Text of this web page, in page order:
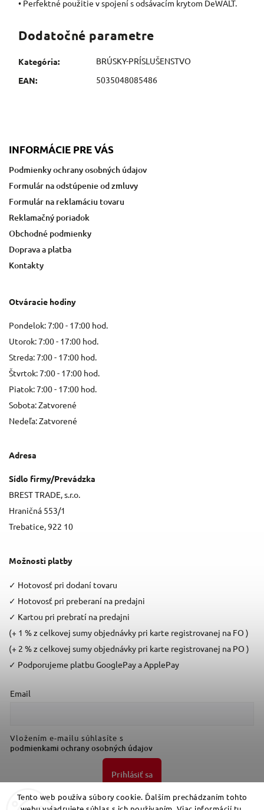
Tento web používa súbory cookie. Ďalším prechádzaním tohto
• Perfektné použitie v spojení s odsávacím krytom DeWALT.
Dodatočné parametre
Kategória:
BRÚSKY-PRÍSLUŠENSTVO
EAN: 5035048085486
INFORMÁCIE PRE VÁS
Podmienky ochrany osobných údajov
Formulár na odstúpenie od zmluvy
Formulár na reklamáciu tovaru
Reklamačný poriadok
Obchodné podmienky
Doprava a platba
Kontakty
Otváracie hodiny
Pondelok: 7:00 - 17:00 hod.
Utorok: 7:00 - 17:00 hod.
Streda: 7:00 - 17:00 hod.
Štvrtok: 7:00 - 17:00 hod.
Piatok: 7:00 - 17:00 hod.
Sobota: Zatvorené
Nedeľa: Zatvorené
Adresa
Sídlo firmy/Prevádzka
BREST TRADE, s.r.o.
Hraničná 553/1
Trebatice, 922 10
Možnosti platby
✓ Hotovosť pri dodaní tovaru
✓ Hotovosť pri preberaní na predajni
✓ Kartou pri prebratí na predajni
(+ 1 % z celkovej sumy objednávky pri karte registrovanej na FO )
(+ 2 % z celkovej sumy objednávky pri karte registrovanej na PO )
✓ Podporujeme platbu GooglePay a ApplePay
Email
Vložením e-mailu súhlasíte s
podmienkami ochrany osobných údajov
Prihlásiť sa